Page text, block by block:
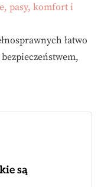
pasy, komfort i
łatwo
są